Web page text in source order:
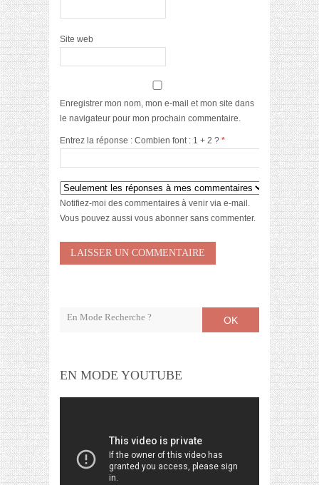
Site web
Enregistrer mon nom, mon e-mail et mon site dans
le navigateur pour mon prochain commentaire.
Entrez la réponse : Combien font : 1 + 2 ? *
Notifiez-moi des commentaires à venir via e-mail.
Vous pouvez aussi vous abonner sans commenter.
OK
EN MODE YOUTUBE